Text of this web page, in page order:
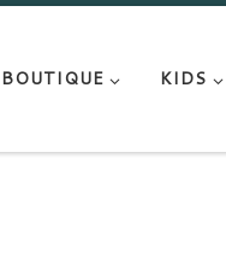
BOUTIQUE
KIDS